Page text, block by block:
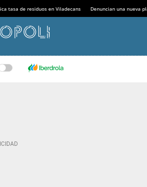
tasa de residuos en Viladecans Denuncian una nueva